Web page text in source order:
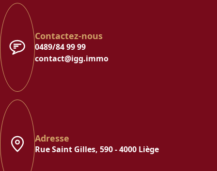
Contactez-nous
0489/84 99 99
contact@igg.immo
Adresse
Rue Saint Gilles, 590 - 4000 Liège